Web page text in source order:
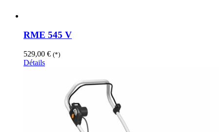
RME 545 V
529,00 € (*)
Détails